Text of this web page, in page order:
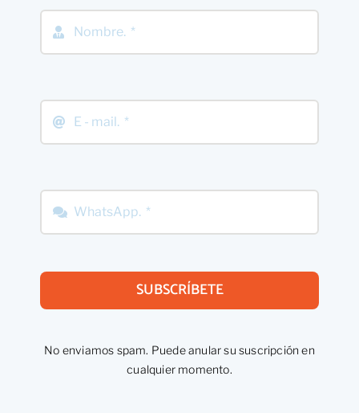
SUBSCRÍBETE
No enviamos spam. Puede anular su suscripción en
cualquier momento.